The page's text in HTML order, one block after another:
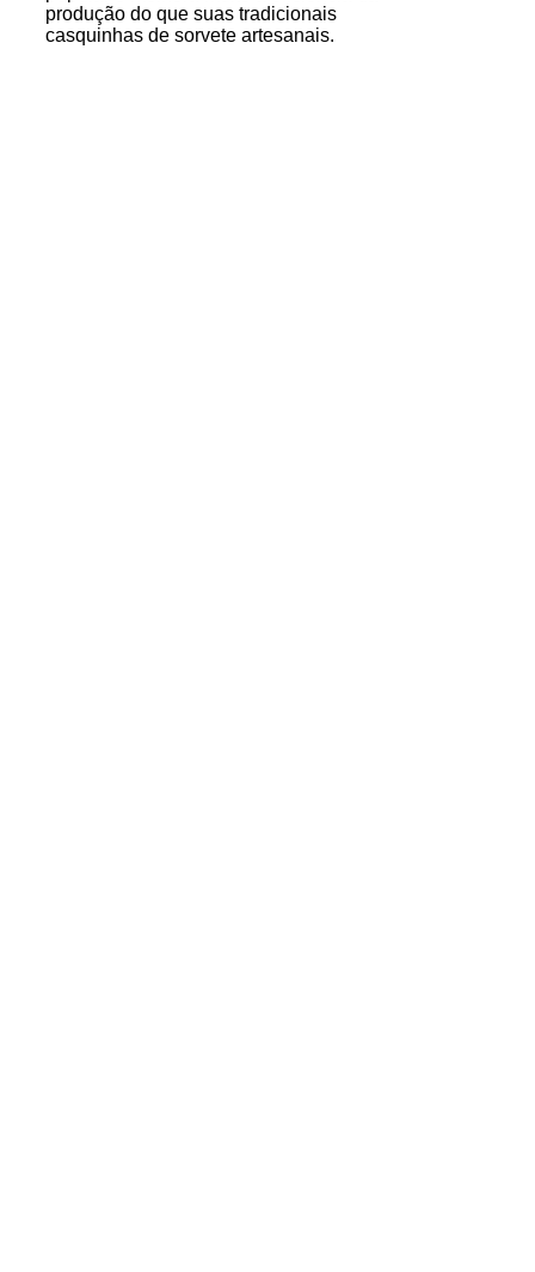
produção do que suas tradicionais
casquinhas de sorvete artesanais.